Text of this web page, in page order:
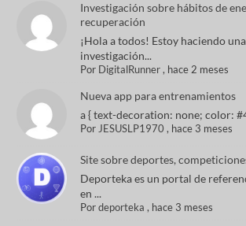
Investigación sobre hábitos de
recuperación
¡Hola a todos! Estoy haciendo
investigación...
Por DigitalRunner, hace 2 meses
Nueva app para entrenamientos
a { text-decoration: none; color:
Por JESUSLP1970 , hace 3 meses
Site sobre deportes,
Deporteka es un portal de
en ...
Pordeporteka , hace 3 meses